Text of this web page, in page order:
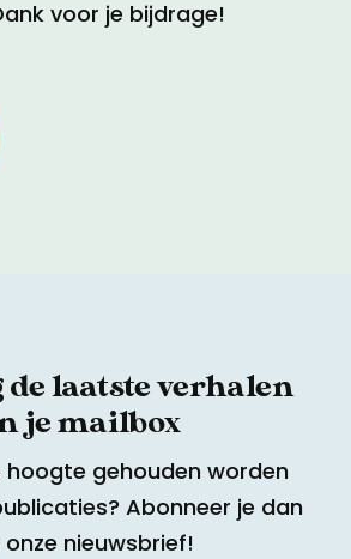
voor je bijdrage!
laatste verhalen
je mailbox
hoogte gehouden worden
Abonneer je dan
onze nieuwsbrief!